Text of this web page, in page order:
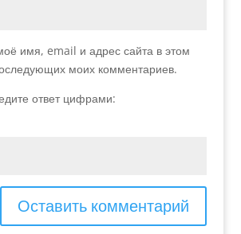
имя, email и адрес сайта в этом
моих комментариев.
ответ цифрами: